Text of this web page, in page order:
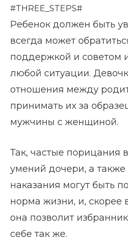
#THREE_STEPS#
Ребенок должен быть
всегда может
поддержкой и советом
любой ситуации.
отношения между
принимать их за
мужчины с женщиной.
Так, частые порицания
умений дочери, а также
наказания могут быть
норма жизни, и, скорее
она позволит
себе так же.